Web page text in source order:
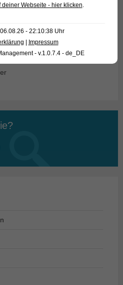
Fische sind das aber,
Webseite - hier klicken
- 22:10:38 Uhr
| Impressum
- v.1.0.7.4 - de_DE